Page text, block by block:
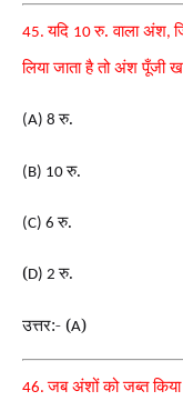
45.यदि 10रु. वाला अंश,
लिया जाता है तो अंश पूँजी
(A) 8रु.
(B) 10रु.
(C) 6रु.
(D) 2रु.
उत्तर:- (A)
46.जब अंशों को जब्त